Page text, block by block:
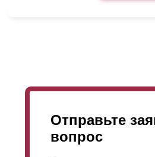
Отправьте
вопрос